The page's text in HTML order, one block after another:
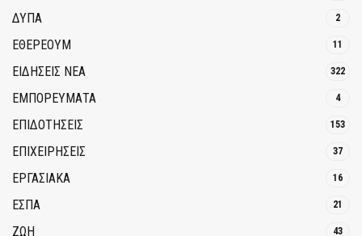
ΔΥΠΑ 2
ΕΘΈΡΕΟΥΜ 11
ΕΙΔΗΣΕΙΣ ΝΕΑ 322
ΕΜΠΟΡΕΥΜΑΤΑ 4
ΕΠΙΔΟΤΗΣΕΙΣ 153
ΕΠΙΧΕΙΡΗΣΕΙΣ 37
ΕΡΓΑΣΙΑΚΑ 16
ΕΣΠΑ 21
ΖΩΗ 43